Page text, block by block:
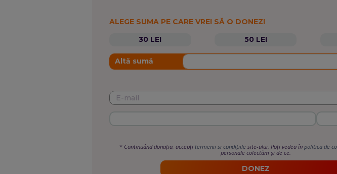
ALEGE SUMA PE CARE VREI SĂ O DONEZI
30 LEI
50 LEI
Altă sumă
* Continuând donația, accepțitermenii si condițiile site-ului. Poți vedea înpolitica de
personale colectăm și de ce.
DONEZ